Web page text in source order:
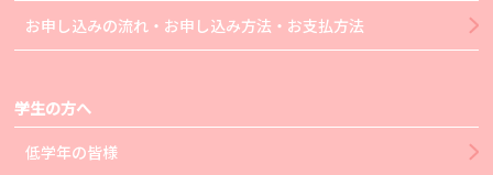
お申し込みの流れ・お申し込み方法・お支払方法
学生の方へ
低学年の皆様